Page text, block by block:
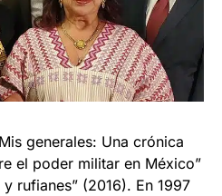
generales: Una crónica
el poder militar en México”
rufianes” (2016). En 1997